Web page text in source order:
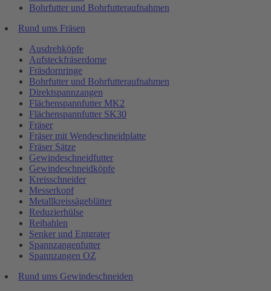
Bohrfutter und Bohrfutteraufnahmen
Rund ums Fräsen
Ausdrehköpfe
Aufsteckfräserdorne
Fräsdornringe
Bohrfutter und Bohrfutteraufnahmen
Direktspannzangen
Flächenspannfutter MK2
Flächenspannfutter SK30
Fräser
Fräser mit Wendeschneidplatte
Fräser Sätze
Gewindeschneidfutter
Gewindeschneidköpfe
Kreisschneider
Messerkopf
Metallkreissägeblätter
Reduzierhülse
Reibahlen
Senker und Entgrater
Spannzangenfutter
Spannzangen OZ
Rund ums Gewindeschneiden